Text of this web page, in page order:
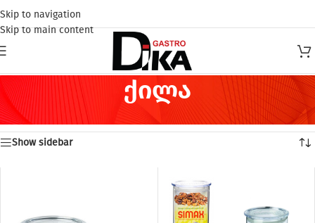
Skip to navigation
Skip to main content
ქილა
Home/ ჭურჭელი / წვრილმანი Showing all 5 results
Show sidebar